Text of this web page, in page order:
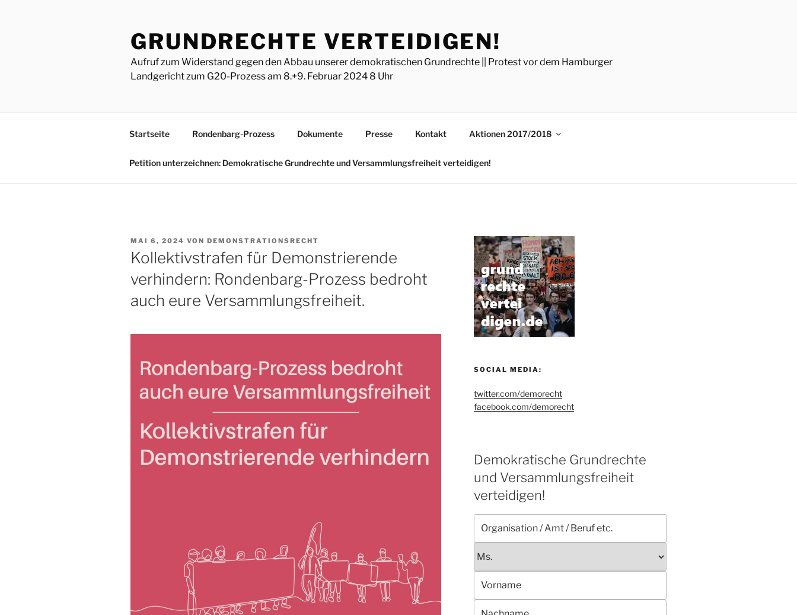
GRUNDRECHTE VERTEIDIGEN!
Aufruf zum Widerstand gegen den Abbau unserer demokratischen Grundrechte || Protest vor dem Hamburger
Landgericht zum G20-Prozess am 8.+9. Februar 2024 8 Uhr
Startseite Rondenbarg-Prozess Dokumente Presse Kontakt Aktionen 2017/2018
Petition unterzeichnen: Demokratische Grundrechte und Versammlungsfreiheit verteidigen!
VERÖFFENTLICHT
AM
MAI 6, 2024 VON DEMONSTRATIONSRECHT
Kollektivstrafen für Demonstrierende
verhindern: Rondenbarg-Prozess bedroht
auch eure Versammlungsfreiheit.
SOCIAL MEDIA:
twitter.com/demorecht
facebook.com/demorecht
Demokratische Grundrechte
und Versammlungsfreiheit
verteidigen!